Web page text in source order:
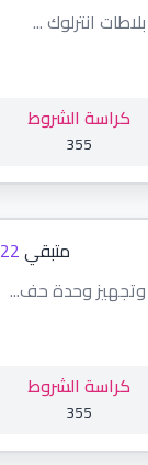
انترلوك ...
كراسة الشروط
355
متبقي22
وتجهيز وحدة حف...
كراسة الشروط
355